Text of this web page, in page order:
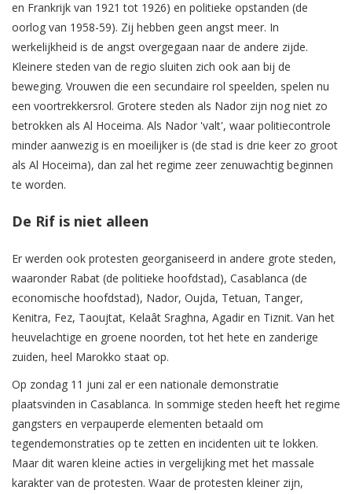
en Frankrijk van 1921 tot 1926) en politieke opstanden (de
oorlog van 1958-59). Zij hebben geen angst meer. In
werkelijkheid is de angst overgegaan naar de andere zijde.
Kleinere steden van de regio sluiten zich ook aan bij de
beweging. Vrouwen die een secundaire rol speelden, spelen nu
een voortrekkersrol. Grotere steden als Nador zijn nog niet zo
betrokken als Al Hoceima. Als Nador 'valt', waar politiecontrole
minder aanwezig is en moeilijker is (de stad is drie keer zo groot
als Al Hoceima), dan zal het regime zeer zenuwachtig beginnen
te worden.
De Rif is niet alleen
Er werden ook protesten georganiseerd in andere grote steden,
waaronder Rabat (de politieke hoofdstad), Casablanca (de
economische hoofdstad), Nador, Oujda, Tetuan, Tanger,
Kenitra, Fez, Taoujtat, Kelaât Sraghna, Agadir en Tiznit. Van het
heuvelachtige en groene noorden, tot het hete en zanderige
zuiden, heel Marokko staat op.
Op zondag 11 juni zal er een nationale demonstratie
plaatsvinden in Casablanca. In sommige steden heeft het regime
gangsters en verpauperde elementen betaald om
tegendemonstraties op te zetten en incidenten uit te lokken.
Maar dit waren kleine acties in vergelijking met het massale
karakter van de protesten. Waar de protesten kleiner zijn,